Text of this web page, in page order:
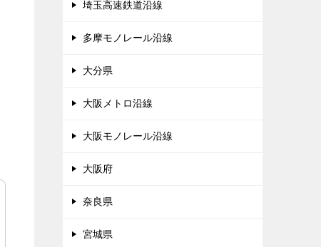
埼玉高速鉄道沿線
多摩モノレール沿線
大分県
大阪メトロ沿線
大阪モノレール沿線
大阪府
奈良県
宮城県